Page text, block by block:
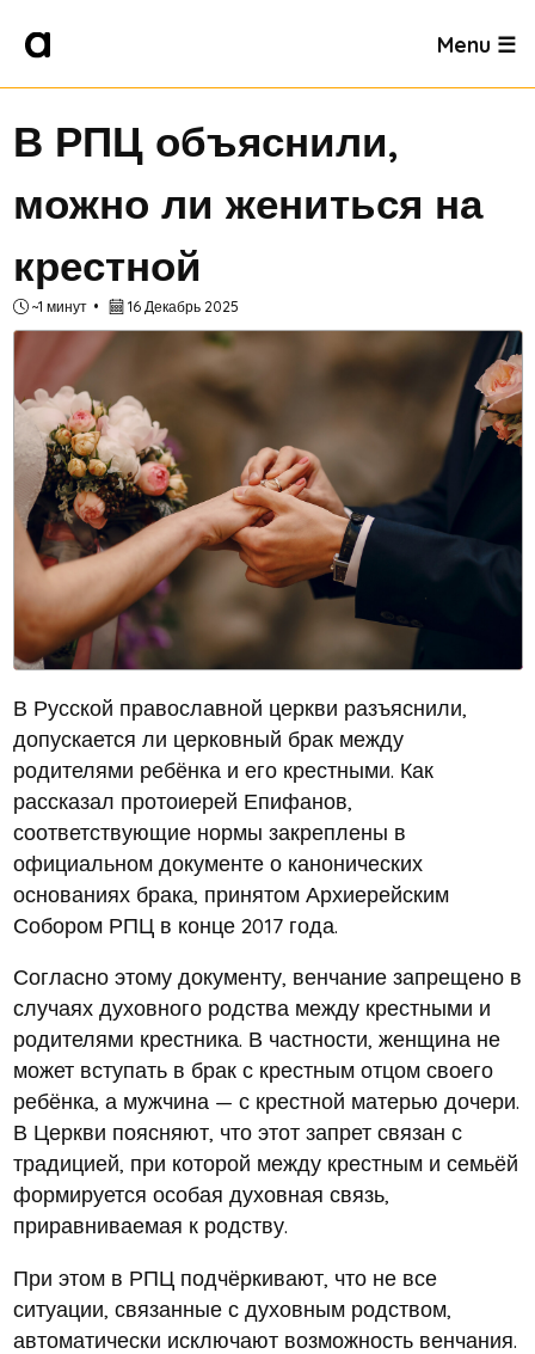
Menu ☰
В РПЦ объяснили,
можно ли жениться на
крестной
~1 минут 16 Декабрь 2025
В Русской православной церкви разъяснили,
допускается ли церковный брак между
родителями ребёнка и его крестными. Как
рассказал протоиерей Епифанов,
соответствующие нормы закреплены в
официальном документе о канонических
основаниях брака, принятом Архиерейским
Собором РПЦ в конце 2017 года.
Согласно этому документу, венчание запрещено в
случаях духовного родства между крестными и
родителями крестника. В частности, женщина не
может вступать в брак с крестным отцом своего
ребёнка, а мужчина — с крестной матерью дочери.
В Церкви поясняют, что этот запрет связан с
традицией, при которой между крестным и семьёй
формируется особая духовная связь,
приравниваемая к родству.
При этом в РПЦ подчёркивают, что не все
ситуации, связанные с духовным родством,
автоматически исключают возможность венчания.